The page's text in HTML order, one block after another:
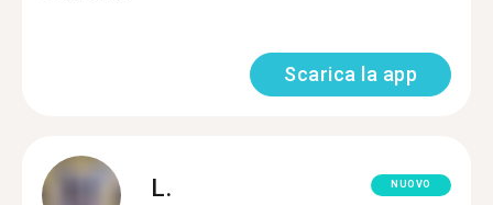
Scarica la app
L. NUOVO